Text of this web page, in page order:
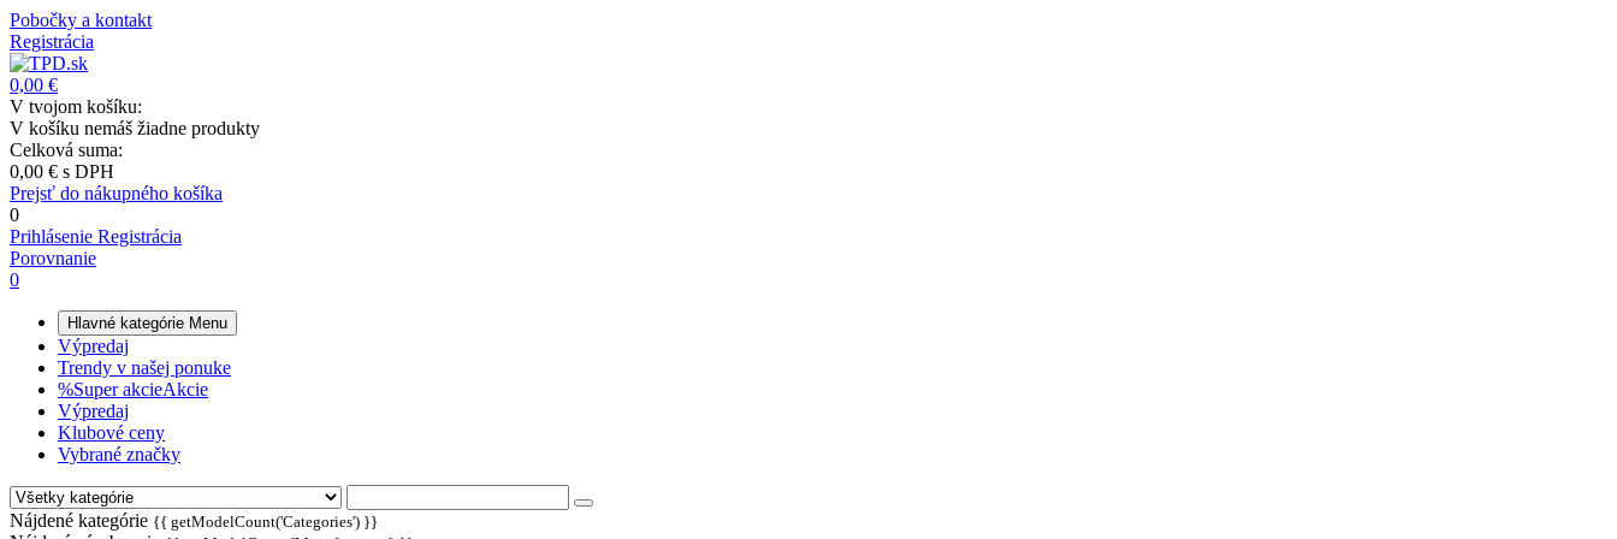
Pobočky a kontakt
Registrácia
0,00 €
V tvojom košíku:
V košíku nemáš žiadne produkty
Celková suma:
0,00 € s DPH
Prejsť do nákupného košíka
0
Prihlásenie Registrácia
Porovnanie
0
Hlavné kategórie Menu
Výpredaj
Trendy v našej ponuke
%Super akcieAkcie
Výpredaj
Klubové ceny
Vybrané značky
Nájdené kategórie {{ getModelCount('Categories') }}